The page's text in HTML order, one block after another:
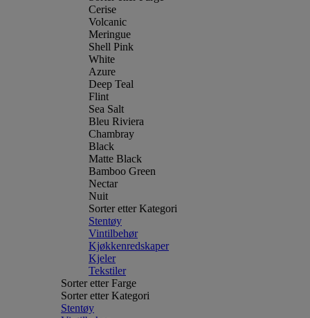
Cerise
Volcanic
Meringue
Shell Pink
White
Azure
Deep Teal
Flint
Sea Salt
Bleu Riviera
Chambray
Black
Matte Black
Bamboo Green
Nectar
Nuit
Sorter etter Kategori
Stentøy
Vintilbehør
Kjøkkenredskaper
Kjeler
Tekstiler
Sorter etter Farge
Sorter etter Kategori
Stentøy